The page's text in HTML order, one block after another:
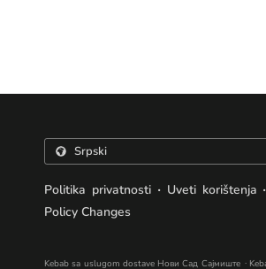
Politika privatnosti . Uveti korištenja .
Policy Changes
Kebab sa uslugom dostave Нови Сад Сајмиште .